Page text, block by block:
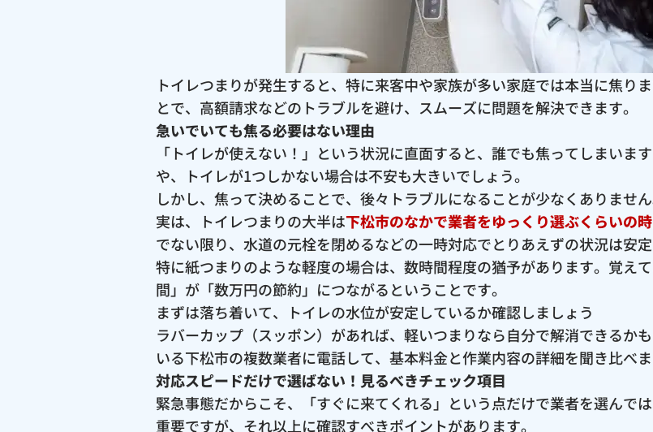
トイレつまりが発生すると、特に来客中や家族が多い家庭では本当に焦り
とで、高額請求などのトラブルを避け、スムーズに問題を解決できます。
急いでいても焦る必要はない理由
「トイレが使えない！」という状況に直面すると、誰でも焦ってしまいま
や、トイレが1つしかない場合は不安も大きいでしょう。
しかし、焦って決めることで、後々トラブルになることが少なくありません
実は、トイレつまりの大半は下松市のなかで業者をゆっくり選ぶくらいの
でない限り、水道の元栓を閉めるなどの一時対応でとりあえずの状況は安定
特に紙つまりのような軽度の場合は、数時間程度の猶予があります。覚え
間」が「数万円の節約」につながるということです。
まずは落ち着いて、トイレの水位が安定しているか確認しましょう
ラバーカップ（スッポン）があれば、軽いつまりなら自分で解消できるか
いる下松市の複数業者に電話して、基本料金と作業内容の詳細を聞き比べま
対応スピードだけで選ばない！見るべきチェック項目
緊急事態だからこそ、「すぐに来てくれる」という点だけで業者を選んで
重要ですが、それ以上に確認すべきポイントがあります。